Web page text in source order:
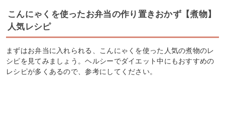
こんにゃくを使ったお弁当の作り置きおかず【煮物】
人気レシピ
まずはお弁当に入れられる、こんにゃくを使った人気の煮物のレ
シピを見てみましょう。ヘルシーでダイエット中にもおすすめの
レシピが多くあるので、参考にしてください。